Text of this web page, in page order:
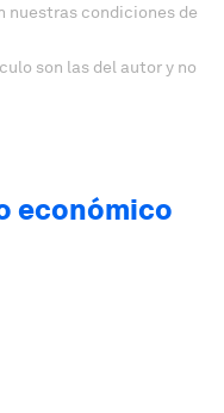
nuestras condiciones de
son las del autor y no
económico